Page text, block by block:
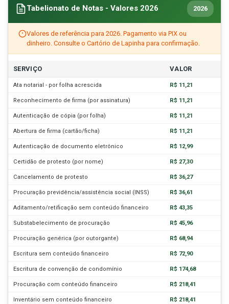
Tabelionato de Notas - Valores 2026 2026
Valores de referência para 2026. Pagamento via PIX ou
dinheiro. Consulte o Cartório de Lapinha para confirmação.
SERVIÇO VALOR
Ata notarial - por folha acrescida R$ 11,21
Reconhecimento de firma (por assinatura) R$ 11,21
Autenticação de cópia (por folha) R$ 11,21
Abertura de firma (cartão/ficha) R$ 11,21
Autenticação de documento eletrônico R$ 12,99
Certidão de protesto (por nome) R$ 27,30
Cancelamento de protesto R$ 36,27
Procuração previdência/assistência social (INSS) R$ 36,61
Aditamento/retificação sem conteúdo financeiro R$ 43,35
Substabelecimento de procuração R$ 45,96
Procuração genérica (por outorgante) R$ 68,94
Escritura sem conteúdo financeiro R$ 72,90
Escritura de convenção de condomínio R$ 174,68
Procuração com conteúdo financeiro R$ 218,41
Inventário sem conteúdo financeiro R$ 218,41